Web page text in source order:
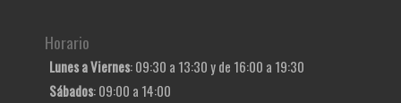
Horario
Lunes a Viernes: 09:30 a 13:30 y de 16:00 a 19:30
Sábados: 09:00 a 14:00